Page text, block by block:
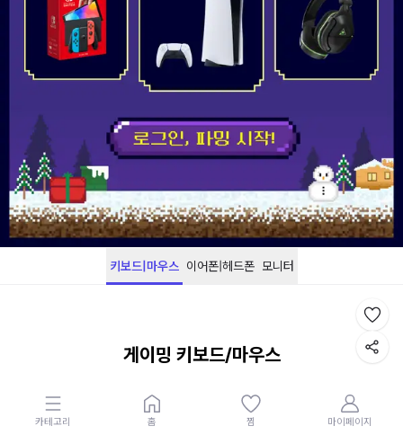
키보드|마우스 이어폰|헤드폰 모니터
게이밍 키보드/마우스
카테고리 홈 찜 마이페이지